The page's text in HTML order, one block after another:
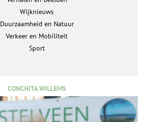
Wijknieuws
Duurzaamheid en Natuur
Verkeer en Mobiliteit
Sport
CONCHITA WILLEMS